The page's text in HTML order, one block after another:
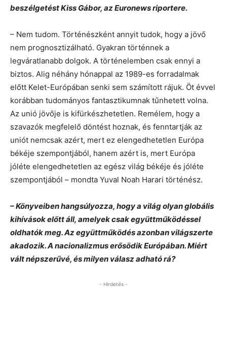
beszélgetést Kiss Gábor, az Euronews riportere.
– Nem tudom. Történészként annyit tudok, hogy a jövő
nem prognosztizálható. Gyakran történnek a
legváratlanabb dolgok. A történelemben csak ennyi a
biztos. Alig néhány hónappal az 1989-es forradalmak
előtt Kelet-Európában senki sem számított rájuk. Öt évvel
korábban tudományos fantasztikumnak tűnhetett volna.
Az unió jövője is kifürkészhetetlen. Remélem, hogy a
szavazók megfelelő döntést hoznak, és fenntartják az
uniót nemcsak azért, mert ez elengedhetetlen Európa
békéje szempontjából, hanem azért is, mert Európa
jóléte elengedhetetlen az egész világ békéje és jóléte
szempontjából – mondta Yuval Noah Harari történész.
– Könyveiben hangsúlyozza, hogy a világ olyan globális
kihívások előtt áll, amelyek csak együttműködéssel
oldhatók meg. Az együttműködés azonban világszerte
akadozik. A nacionalizmus erősödik Európában. Miért
vált népszerűvé, és milyen válasz adható rá?
- Hirdetés -